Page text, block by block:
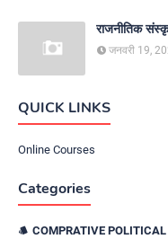
राजनीतिक
जनवरी 19,
QUICK LINKS
Online Courses
Categories
COMPRATIVE POLITICAL